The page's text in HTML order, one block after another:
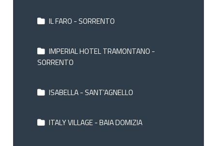
IL FARO - SORRENTO
IMPERIAL HOTEL TRAMONTANO -
SORRENTO
ISABELLA - SANT'AGNELLO
ITALY VILLAGE - BAIA DOMIZIA